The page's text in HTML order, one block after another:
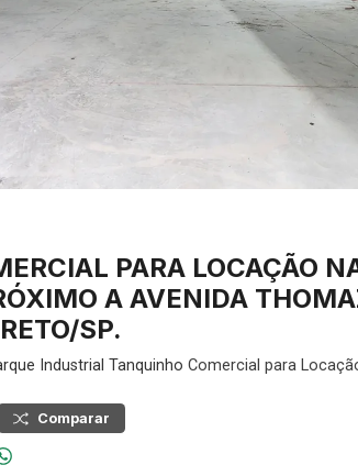
PARA LOCAÇÃO
A AVENIDA
SP.
Industrial Tanquinho Comercial para
Comparar